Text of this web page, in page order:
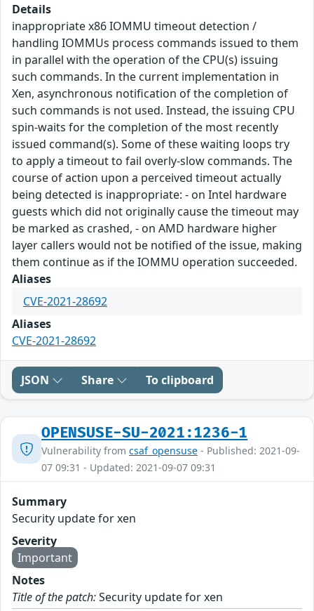
Details
inappropriate x86 IOMMU timeout detection /
handling IOMMUs process commands issued to them
in parallel with the operation of the CPU(s) issuing
such commands. In the current implementation in
Xen, asynchronous notification of the completion of
such commands is not used. Instead, the issuing CPU
spin-waits for the completion of the most recently
issued command(s). Some of these waiting loops try
to apply a timeout to fail overly-slow commands. The
course of action upon a perceived timeout actually
being detected is inappropriate: - on Intel hardware
guests which did not originally cause the timeout may
be marked as crashed, - on AMD hardware higher
layer callers would not be notified of the issue, making
them continue as if the IOMMU operation succeeded.
Aliases
CVE-2021-28692
Aliases
CVE-2021-28692
JSON Share To clipboard
OPENSUSE-SU-2021:1236-1
Vulnerability from csaf_opensuse - Published: 2021-09-
07 09:31 - Updated: 2021-09-07 09:31
Summary
Security update for xen
Severity
Important
Notes
Title of the patch:Security update for xen